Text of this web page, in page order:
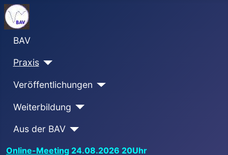
BAV
Praxis
Veröffentlichungen
Weiterbildung
Aus der BAV
Online-Meeting 24.08.2026 20Uhr